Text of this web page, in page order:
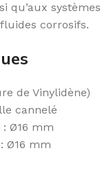
qu’aux systèmes
corrosifs.
de Vinylidène)
cannelé
Ø16 mm
Ø16 mm